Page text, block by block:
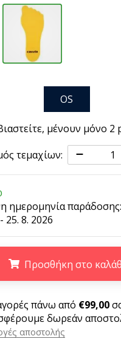
OS
μένουν μόνο 2
τεμαχίων:
ημερομηνία παράδοσης:
25. 8. 2026
Προσθήκη στο
πάνω από €99,00
δωρεάν
αποστολής